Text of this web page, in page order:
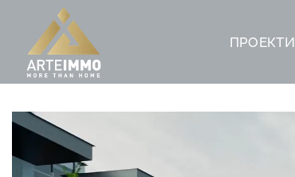
ПРОЕКТИ